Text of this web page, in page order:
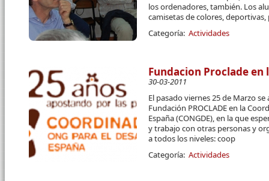
los ordenadores, también. Los
camisetas de colores,
Categoría: Actividades
Fundacion Proclade en
30-03-2011
El pasado viernes 25 de Marzo
Fundación PROCLADE en la
España (CONGDE), en la que
y trabajo con otras personas y
a todos los niveles: coop
Categoría: Actividades